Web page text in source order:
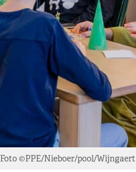
Foto ©PPE/Nieboer/pool/Wijngaert